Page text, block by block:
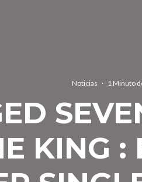
Noticias · 1 Minuto
KING :